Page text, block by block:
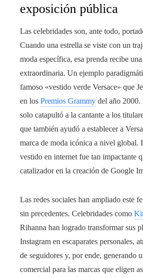
exposición pública
Las celebridades son, ante todo,
Cuando una estrella se viste con un
moda específica, esa prenda recibe
extraordinaria. Un ejemplo
famoso «vestido verde Versace» que
en los Premios Grammy del año 2000.
solo catapultó a la cantante a los
que también ayudó a establecer a
marca de moda icónica a nivel global.
vestido en internet fue tan impactante
catalizador en la creación de Google
Las redes sociales han ampliado este
sin precedentes. Celebridades como
Rihanna han logrado transformar sus
Instagram en escaparates personales,
de seguidores y, por ende, generando
comercial para las marcas que eligen